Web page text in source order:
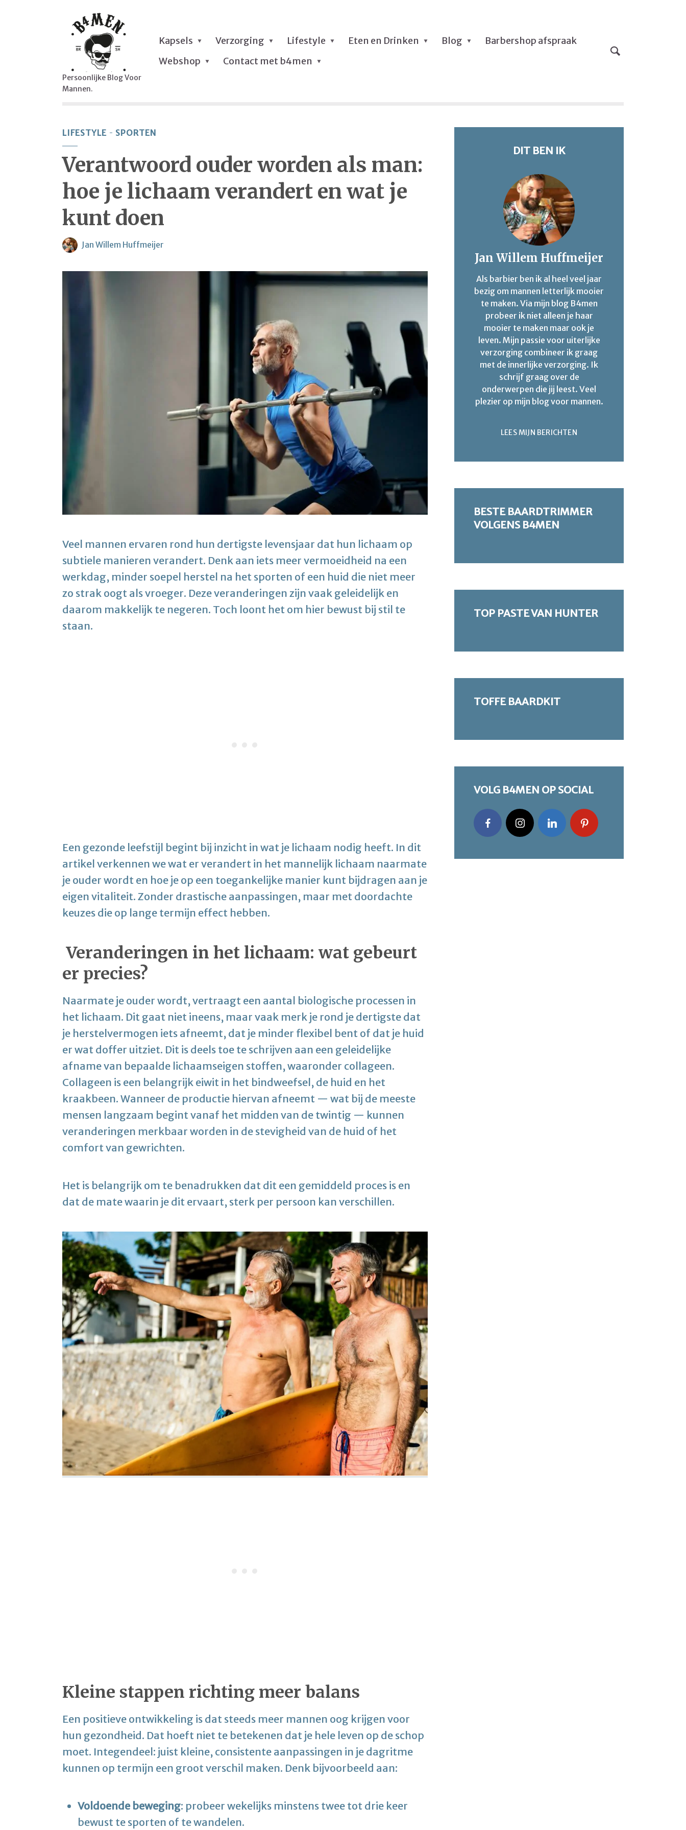
Persoonlijke Blog Voor
Mannen.
Kapsels Verzorging Lifestyle Eten en Drinken Blog
Barbershop afspraak
Webshop
Contact met b4men
LIFESTYLE SPORTEN
Verantwoord ouder worden als man:
hoe je lichaam verandert en wat je
kunt doen
Jan Willem Huffmeijer
Veel mannen ervaren rond hun dertigste levensjaar dat hun lichaam op
subtiele manieren verandert. Denk aan iets meer vermoeidheid na een
werkdag, minder soepel herstel na het sporten of een huid die niet meer
zo strak oogt als vroeger. Deze veranderingen zijn vaak geleidelijk en
daarom makkelijk te negeren. Toch loont het om hier bewust bij stil te
staan.
Een gezonde leefstijl begint bij inzicht in wat je lichaam nodig heeft. In dit
artikel verkennen we wat er verandert in het mannelijk lichaam naarmate
je ouder wordt en hoe je op een toegankelijke manier kunt bijdragen aan je
eigen vitaliteit. Zonder drastische aanpassingen, maar met doordachte
keuzes die op lange termijn effect hebben.
Veranderingen in het lichaam: wat gebeurt
er precies?
Naarmate je ouder wordt, vertraagt een aantal biologische processen in
het lichaam. Dit gaat niet ineens, maar vaak merk je rond je dertigste dat
je herstelvermogen iets afneemt, dat je minder flexibel bent of dat je huid
er wat doffer uitziet. Dit is deels toe te schrijven aan een geleidelijke
afname van bepaalde lichaamseigen stoffen, waaronder collageen.
Collageen is een belangrijk eiwit in het bindweefsel, de huid en het
kraakbeen. Wanneer de productie hiervan afneemt — wat bij de meeste
mensen langzaam begint vanaf het midden van de twintig — kunnen
veranderingen merkbaar worden in de stevigheid van de huid of het
comfort van gewrichten.
Het is belangrijk om te benadrukken dat dit een gemiddeld proces is en
dat de mate waarin je dit ervaart, sterk per persoon kan verschillen.
Kleine stappen richting meer balans
Een positieve ontwikkeling is dat steeds meer mannen oog krijgen voor
hun gezondheid. Dat hoeft niet te betekenen dat je hele leven op de schop
moet. Integendeel: juist kleine, consistente aanpassingen in je dagritme
kunnen op termijn een groot verschil maken. Denk bijvoorbeeld aan:
Voldoende beweging: probeer wekelijks minstens twee tot drie keer
bewust te sporten of te wandelen.
DIT BEN IK
Jan Willem Huffmeijer
Als barbier ben ik al heel veel jaar
bezig om mannen letterlijk mooier
te maken. Via mijn blog B4men
probeer ik niet alleen je haar
mooier te maken maar ook je
leven. Mijn passie voor uiterlijke
verzorging combineer ik graag
met de innerlijke verzorging. Ik
schrijf graag over de
onderwerpen die jij leest. Veel
plezier op mijn blog voor mannen.
LEES MIJN BERICHTEN
BESTE BAARDTRIMMER
VOLGENS B4MEN
TOP PASTE VAN HUNTER
TOFFE BAARDKIT
VOLG B4MEN OP SOCIAL